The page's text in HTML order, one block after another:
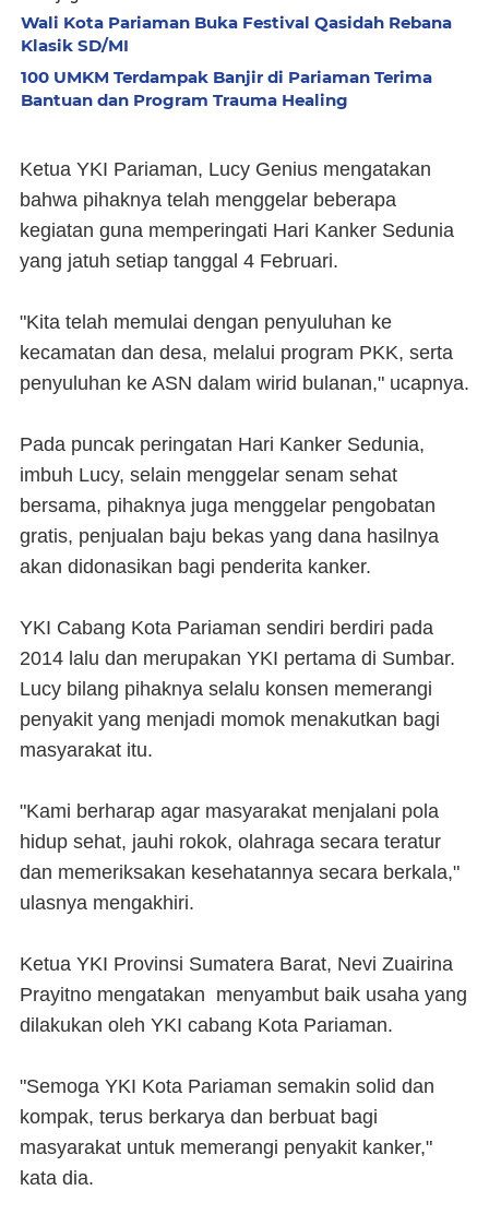
Wali Kota Pariaman Buka Festival Qasidah Rebana
Klasik SD/MI
100 UMKM Terdampak Banjir di Pariaman Terima
Bantuan dan Program Trauma Healing
Ketua YKI Pariaman, Lucy Genius mengatakan
bahwa pihaknya telah menggelar beberapa
kegiatan guna memperingati Hari Kanker Sedunia
yang jatuh setiap tanggal 4 Februari.
"Kita telah memulai dengan penyuluhan ke
kecamatan dan desa, melalui program PKK, serta
penyuluhan ke ASN dalam wirid bulanan," ucapnya.
Pada puncak peringatan Hari Kanker Sedunia,
imbuh Lucy, selain menggelar senam sehat
bersama, pihaknya juga menggelar pengobatan
gratis, penjualan baju bekas yang dana hasilnya
akan didonasikan bagi penderita kanker.
YKI Cabang Kota Pariaman sendiri berdiri pada
2014 lalu dan merupakan YKI pertama di Sumbar.
Lucy bilang pihaknya selalu konsen memerangi
penyakit yang menjadi momok menakutkan bagi
masyarakat itu.
"Kami berharap agar masyarakat menjalani pola
hidup sehat, jauhi rokok, olahraga secara teratur
dan memeriksakan kesehatannya secara berkala,"
ulasnya mengakhiri.
Ketua YKI Provinsi Sumatera Barat, Nevi Zuairina
Prayitno mengatakan menyambut baik usaha yang
dilakukan oleh YKI cabang Kota Pariaman.
"Semoga YKI Kota Pariaman semakin solid dan
kompak, terus berkarya dan berbuat bagi
masyarakat untuk memerangi penyakit kanker,"
kata dia.